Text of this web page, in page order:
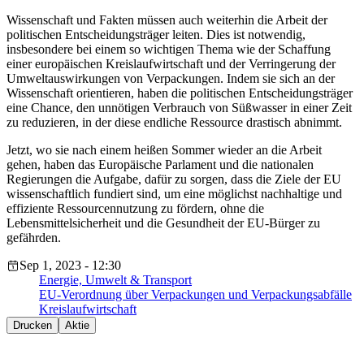
Wissenschaft und Fakten müssen auch weiterhin die Arbeit der
politischen Entscheidungsträger leiten. Dies ist notwendig,
insbesondere bei einem so wichtigen Thema wie der Schaffung
einer europäischen Kreislaufwirtschaft und der Verringerung der
Umweltauswirkungen von Verpackungen. Indem sie sich an der
Wissenschaft orientieren, haben die politischen Entscheidungsträger
eine Chance, den unnötigen Verbrauch von Süßwasser in einer Zeit
zu reduzieren, in der diese endliche Ressource drastisch abnimmt.
Jetzt, wo sie nach einem heißen Sommer wieder an die Arbeit
gehen, haben das Europäische Parlament und die nationalen
Regierungen die Aufgabe, dafür zu sorgen, dass die Ziele der EU
wissenschaftlich fundiert sind, um eine möglichst nachhaltige und
effiziente Ressourcennutzung zu fördern, ohne die
Lebensmittelsicherheit und die Gesundheit der EU-Bürger zu
gefährden.
Sep 1, 2023 - 12:30
Energie, Umwelt & Transport
EU-Verordnung über Verpackungen und Verpackungsabfälle
Kreislaufwirtschaft
Drucken Aktie